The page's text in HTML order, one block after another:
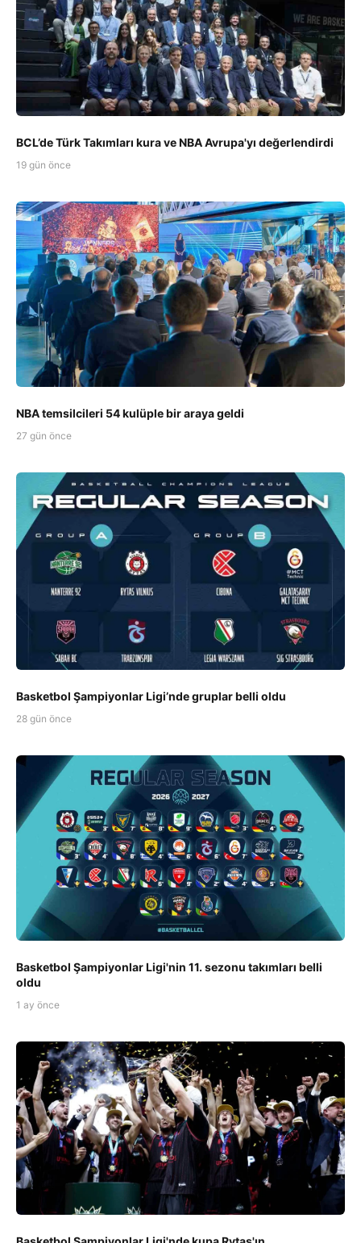
BCL’de Türk Takımları kura ve NBA Avrupa'yı değerlendirdi
19 gün önce
NBA temsilcileri 54 kulüple bir araya geldi
27 gün önce
Basketbol Şampiyonlar Ligi’nde gruplar belli oldu
28 gün önce
Basketbol Şampiyonlar Ligi'nin 11. sezonu takımları belli
oldu
1 ay önce